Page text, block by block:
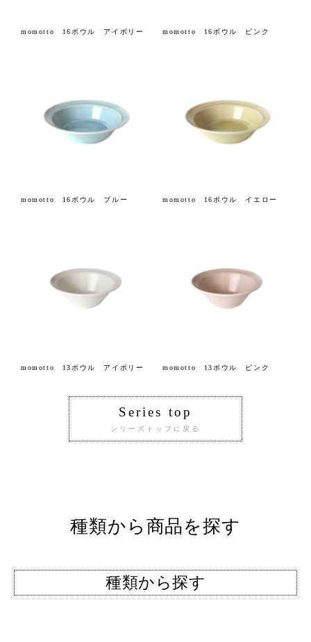
momotto 16ボウル アイボリー momotto 16ボウル ピンク
momotto 16ボウル ブルー momotto 16ボウル イエロー
momotto 13ボウル アイボリー momotto 13ボウル ピンク
Series top
シリーズトップに戻る
種類から商品を探す
種類から探す